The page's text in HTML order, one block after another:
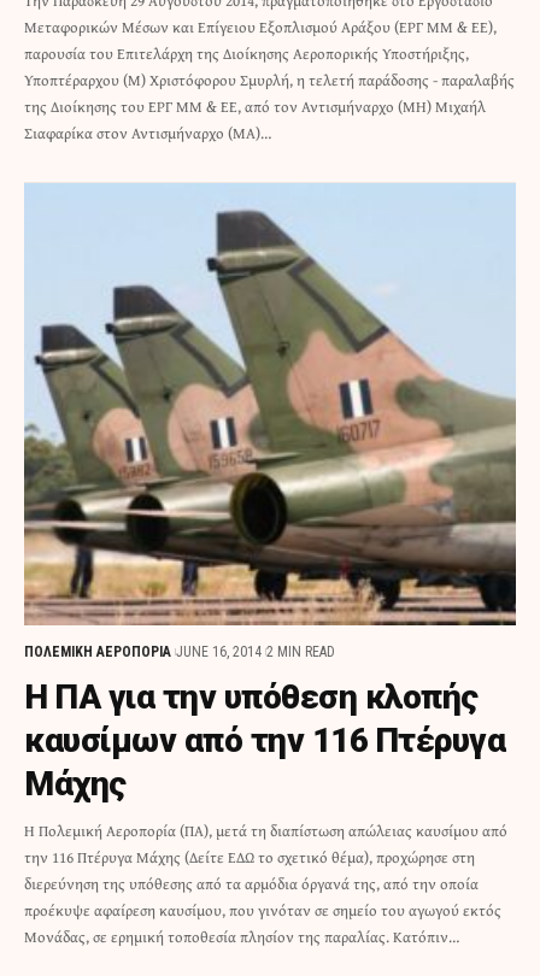
Μεταφορικών Μέσων και Επίγειου Εξοπλισμού Αράξου (ΕΡΓ ΜΜ & ΕΕ),
παρουσία του Επιτελάρχη της Διοίκησης Αεροπορικής Υποστήριξης,
Υποπτέραρχου (Μ) Χριστόφορου Σμυρλή, η τελετή παράδοσης - παραλαβής
της Διοίκησης του ΕΡΓ ΜΜ & ΕΕ, από τον Αντισμήναρχο (ΜΗ) Μιχαήλ
Σιαφαρίκα στον Αντισμήναρχο (ΜΑ)…
ΠΟΛΕΜΙΚΗ ΑΕΡΟΠΟΡΙΑ JUNE 16, 2014 2 MIN READ
Η ΠΑ για την υπόθεση κλοπής
καυσίμων από την 116 Πτέρυγα
Μάχης
Η Πολεμική Αεροπορία (ΠΑ), μετά τη διαπίστωση απώλειας καυσίμου από
την 116 Πτέρυγα Μάχης (Δείτε ΕΔΩ το σχετικό θέμα), προχώρησε στη
διερεύνηση της υπόθεσης από τα αρμόδια όργανά της, από την οποία
προέκυψε αφαίρεση καυσίμου, που γινόταν σε σημείο του αγωγού εκτός
Μονάδας, σε ερημική τοποθεσία πλησίον της παραλίας. Κατόπιν…